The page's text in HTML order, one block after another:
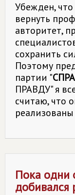
Убежден,
вернуть
авторитет,
сохранить
Поэтому
партии "
ПРАВДУ" я
считаю, что
Пока одни
добивался